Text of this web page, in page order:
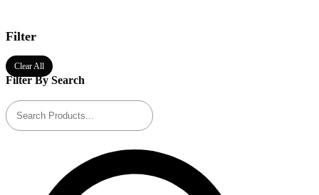
Filter
Clear All
Filter By Search